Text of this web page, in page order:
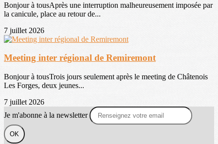
Bonjour à tousAprès une interruption malheureusement imposée par
la canicule, place au retour de...
7 juillet 2026
Meeting inter régional de Remiremont
Bonjour à tousTrois jours seulement après le meeting de Châtenois
Les Forges, deux jeunes...
7 juillet 2026
Je m'abonne à la newsletter
OK